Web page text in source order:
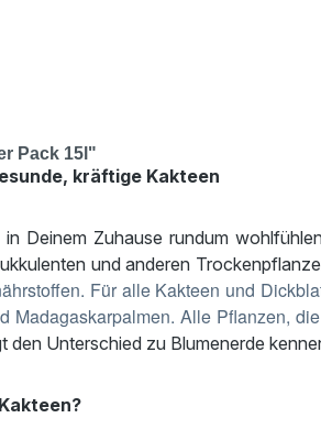
Pack 15l"
kräftige Kakteen
Deinem Zuhause rundum
und anderen
Für alle Kakteen und
Madagaskarpalmen. Alle Pflanzen,
Unterschied zu Blumenerde